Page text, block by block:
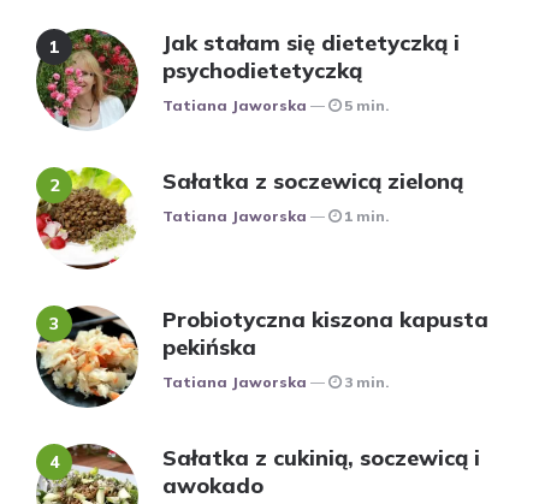
Jak stałam się dietetyczką i
psychodietetyczką
Posted
Tatiana Jaworska 5 min.
Sałatka z soczewicą zieloną
Posted
Tatiana Jaworska 1 min.
Probiotyczna kiszona kapusta
pekińska
Posted
Tatiana Jaworska 3 min.
Sałatka z cukinią, soczewicą i
awokado